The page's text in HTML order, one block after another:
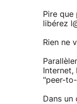
Pire que
libérez
Rien ne
"peer-
Dans